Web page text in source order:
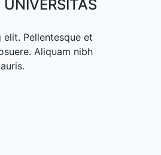
Pellentesque et
Aliquam nibh